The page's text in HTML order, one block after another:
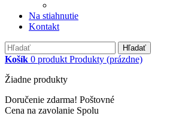
Na stiahnutie
Kontakt
Hľadať
Košík 0 produkt Produkty (prázdne)
Žiadne produkty
Doručenie zdarma! Poštovné
Cena na zavolanie Spolu